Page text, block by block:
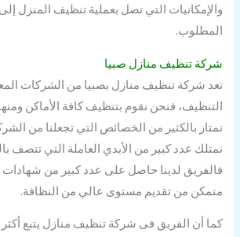
والإمكانيات التي تصل بعملية تنظيف المنزل
المطلوب.
شركة تنظيف منازل صبيا
تعد شركة تنظيف منازل بصبيا من الشركات
التنظيف، فنحن نقوم بتنظيف كافة الأماكن
نمتاز بالكثير من الخصائص التي تجعلنا من
نمتلك عدد كبير من الأيدي العاملة التي تتصف
فالفريق لدينا حاصل على عدد كبير من شهادات
متمكن من تقديم مستوى عالي من النظافة.
كما أن الفريق فى شركة تنظيف منازل يتبع